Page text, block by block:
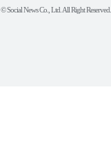
© Social News Co., Ltd. All Right Reserved.